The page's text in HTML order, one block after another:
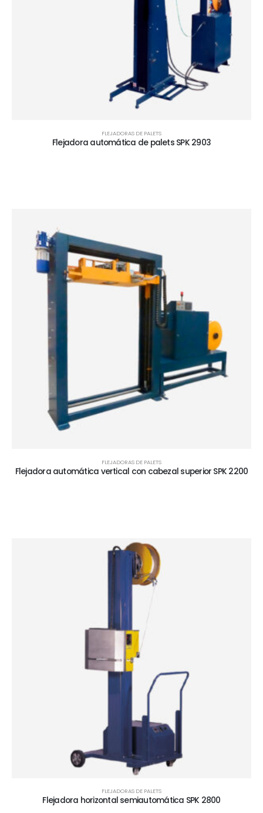
FLEJADORAS DE PALETS
Flejadora automática de palets SPK 2903
FLEJADORAS DE PALETS
Flejadora automática vertical con cabezal superior SPK 2200
FLEJADORAS DE PALETS
Flejadora horizontal semiautomática SPK 2800